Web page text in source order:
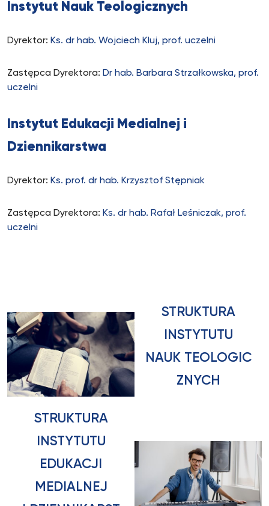
Instytut Nauk Teologicznych
Dyrektor: Ks. dr hab. Wojciech Kluj, prof. uczelni
Zastępca Dyrektora: Dr hab. Barbara Strzałkowska, prof.
uczelni
Instytut Edukacji Medialnej i
Dziennikarstwa
Dyrektor: Ks. prof. dr hab. Krzysztof Stępniak
Zastępca Dyrektora: Ks. dr hab. Rafał Leśniczak, prof.
uczelni
STRUKTURA
INSTYTUTU
NAUK TEOLOGIC
ZNYCH
STRUKTURA
INSTYTUTU
EDUKACJI
MEDIALNEJ